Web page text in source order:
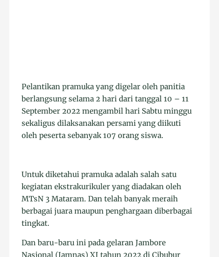
Pelantikan pramuka yang digelar oleh panitia
berlangsung selama 2 hari dari tanggal 10 – 11
September 2022 mengambil hari Sabtu minggu
sekaligus dilaksanakan persami yang diikuti
oleh peserta sebanyak 107 orang siswa.
Untuk diketahui pramuka adalah salah satu
kegiatan ekstrakurikuler yang diadakan oleh
MTsN 3 Mataram. Dan telah banyak meraih
berbagai juara maupun penghargaan diberbagai
tingkat.
Dan baru-baru ini pada gelaran Jambore
Nasional (Jamnas) XI tahun 2022 di Cibubur